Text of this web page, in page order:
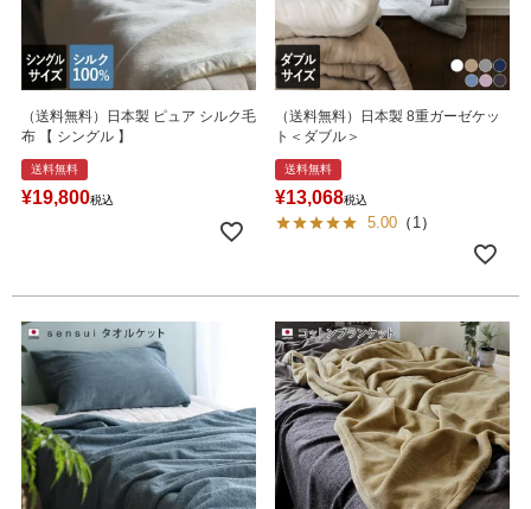
（送料無料）日本製 ピュア シルク毛
布 【 シングル 】
送料無料
¥19,800税込
（送料無料）日本製 8重ガーゼケッ
ト＜ダブル＞
送料無料
¥13,068税込
5.00 （ 1 ）